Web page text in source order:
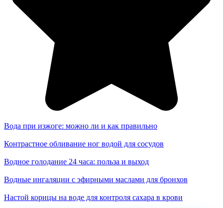
Вода при изжоге: можно ли и как правильно
Контрастное обливание ног водой для сосудов
Водное голодание 24 часа: польза и выход
Водные ингаляции с эфирными маслами для бронхов
Настой корицы на воде для контроля сахара в крови